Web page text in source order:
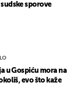
sporove
u Gospiću mora na
evo što kaže